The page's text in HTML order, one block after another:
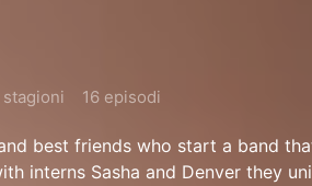
stagioni 16 episodi
best friends who start a band
interns Sasha and Denver they